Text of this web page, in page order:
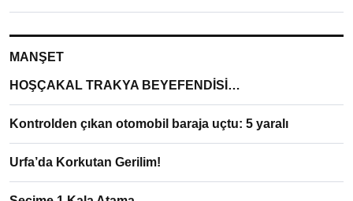
MANŞET
HOŞÇAKAL TRAKYA BEYEFENDİSİ…
Kontrolden çıkan otomobil baraja uçtu: 5 yaralı
Urfa’da Korkutan Gerilim!